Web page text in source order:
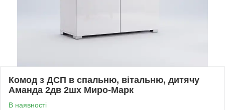
Комод з ДСП в спальню, вітальню, дитячу
Аманда 2дв 2шх Миро-Марк
В наявності